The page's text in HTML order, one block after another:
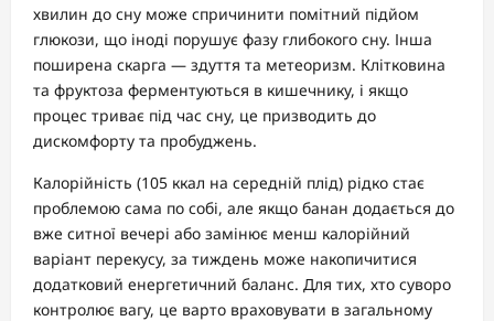
хвилин до сну може спричинити помітний підйом
глюкози, що іноді порушує фазу глибокого сну. Інша
поширена скарга — здуття та метеоризм. Клітковина
та фруктоза ферментуються в кишечнику, і якщо
процес триває під час сну, це призводить до
дискомфорту та пробуджень.
Калорійність (105 ккал на середній плід) рідко стає
проблемою сама по собі, але якщо банан додається до
вже ситної вечері або замінює менш калорійний
варіант перекусу, за тиждень може накопичитися
додатковий енергетичний баланс. Для тих, хто суворо
контролює вагу, це варто враховувати в загальному